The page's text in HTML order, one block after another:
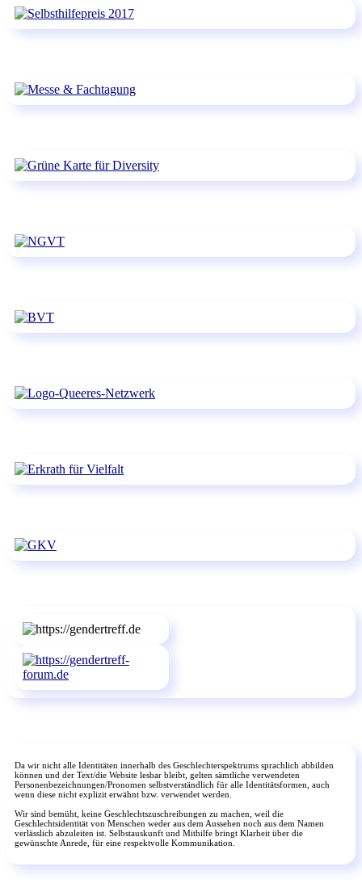
Da wir nicht alle Identitäten innerhalb des Geschlechterspektrums sprachlich abbilden
können und der Text/die Website lesbar bleibt, gelten sämtliche verwendeten
Personenbezeichnungen/Pronomen selbstverständlich für alle Identitätsformen, auch
wenn diese nicht explizit erwähnt bzw. verwendet werden.
Wir sind bemüht, keine Geschlechtszuschreibungen zu machen, weil die
Geschlechtsidentität von Menschen weder aus dem Aussehen noch aus dem Namen
verlässlich abzuleiten ist. Selbstauskunft und Mithilfe bringt Klarheit über die
gewünschte Anrede, für eine respektvolle Kommunikation.